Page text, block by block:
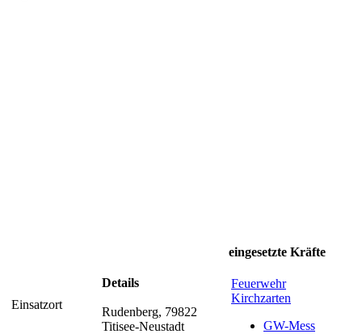
Einsatzort
Details
Rudenberg, 79822
Titisee-Neustadt
eingesetzte Kräfte
Feuerwehr
Kirchzarten
GW-Mess